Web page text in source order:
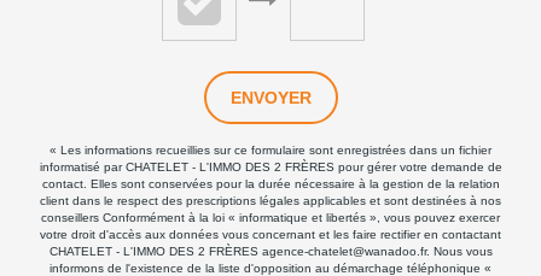
ENVOYER
« Les informations recueillies sur ce formulaire sont enregistrées dans un fichier
informatisé par CHATELET - L'IMMO DES 2 FRÈRES pour gérer votre demande de
contact. Elles sont conservées pour la durée nécessaire à la gestion de la relation
client dans le respect des prescriptions légales applicables et sont destinées à nos
conseillers Conformément à la loi « informatique et libertés », vous pouvez exercer
votre droit d'accès aux données vous concernant et les faire rectifier en contactant
CHATELET - L'IMMO DES 2 FRÈRES agence-chatelet@wanadoo.fr. Nous vous
informons de l'existence de la liste d'opposition au démarchage téléphonique «